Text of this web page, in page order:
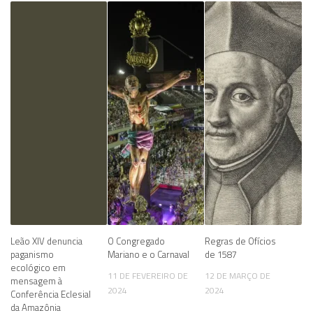
Leão XIV denuncia
paganismo
ecológico em
mensagem à
Conferência Eclesial
da Amazônia
O Congregado
Mariano e o Carnaval
11 DE FEVEREIRO DE
2024
Regras de Ofícios
de 1587
12 DE MARÇO DE
2024